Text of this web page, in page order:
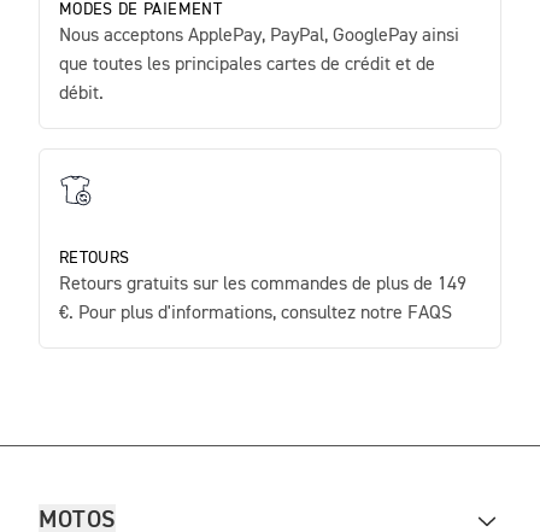
MODES DE PAIEMENT
Nous acceptons ApplePay, PayPal, GooglePay ainsi
que toutes les principales cartes de crédit et de
débit.
RETOURS
Retours gratuits sur les commandes de plus de 149
€. Pour plus d'informations, consultez notre FAQS
MOTOS